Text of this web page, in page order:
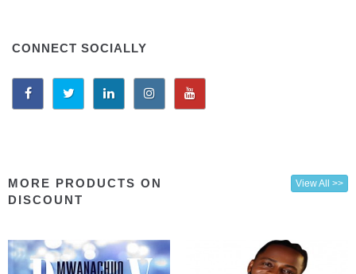
CONNECT SOCIALLY
MORE PRODUCTS ON
DISCOUNT
View All >>